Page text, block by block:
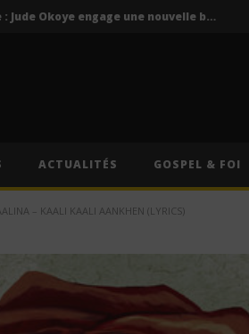
P-Square : Jude Okoye engage une nouvelle bataille judiciaire contre Peter Okoye
ft. Gims – Caméra (Lyrics)
P-Square : Jude Okoye engage une nouvelle bataille judiciaire contre Peter Okoye
ACTUALITÉS GOSPEL & FOI
– KAALI KAALI AANKHEN (LYRICS)